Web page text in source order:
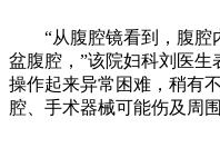
“从腹腔镜看到，腹腔
盆腹腔，”该院妇科刘医
操作起来异常困难，稍有
腔、手术器械可能伤及周